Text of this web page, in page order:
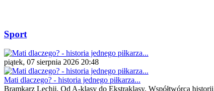
Sport
piątek, 07 sierpnia 2026 20:48
Mati dlaczego? - historia jednego piłkarza...
Bramkarz Lechii. Od A-klasy do Ekstraklasy. Współtwórca historii